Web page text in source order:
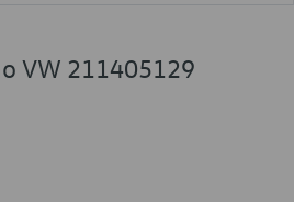
VW 211405129